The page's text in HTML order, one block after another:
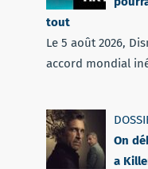
tout
Le 5 août 2026,
accord mondial
On
a